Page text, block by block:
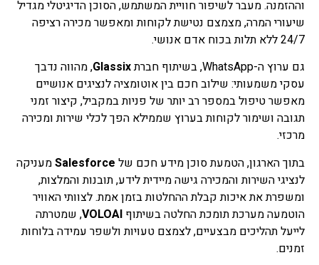
וההזמנה. מעבר לשיפור חוויית המשתמש, הסוכן הדיגיטלי מגדיל
שיעורי המרה, מצמצם נטישת לקוחות ומאפשר מכירה רציפה
24/7 ללא תלות בכוח אדם אנושי.
גם ערוץ ה-WhatsApp, בשיתוף חברת
Glassix, מהווה נדבך
עסקי משמעותי: שילוב חכם בין אוטומציה לנציגים אנושיים
מאפשר טיפול במספר רב יותר של פניות במקביל, קיצור זמני
תגובה ושימור לקוחות בערוץ שממילא הפך לכלי שירות ומכירה
מרכזי.
בתוך הארגון, הטמעת סוכן מידע חכם של Salesforceמעניקה
לנציגי השירות והמכירה גישה מיידית לידע, תובנות והמלצות,
ומשפרת את איכות קבלת ההחלטות בזמן אמת. לצוותי האוויר
הוטמעה מערכת תומכת החלטה בשיתוף VOLOAI, שמטרתה
לייעל תהליכים מבצעיים, לצמצם טעויות ולשפר עמידה בלוחות
זמנים.